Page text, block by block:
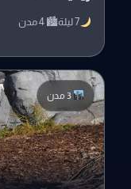
7 ليلة 🏙 4 مدن